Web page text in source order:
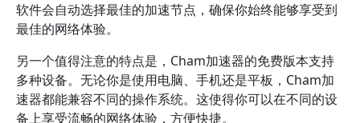
软件会自动选择最佳的加速节点，确保你始终能够享受到
最佳的网络体验。
另一个值得注意的特点是，Cham加速器的免费版本支持
多种设备。无论你是使用电脑、手机还是平板，Cham加
速器都能兼容不同的操作系统。这使得你可以在不同的设
备上享受流畅的网络体验，方便快捷。